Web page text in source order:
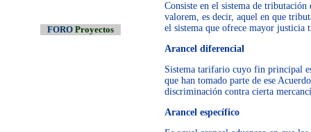
FORO Proyectos
Consiste en el sistema de
valorem, es decir, aquel en que
el sistema que ofrece mayor justicia
Arancel diferencial
Sistema tarifario cuyo fin principal
que han tomado parte de ese
discriminación contra cierta
Arancel específico